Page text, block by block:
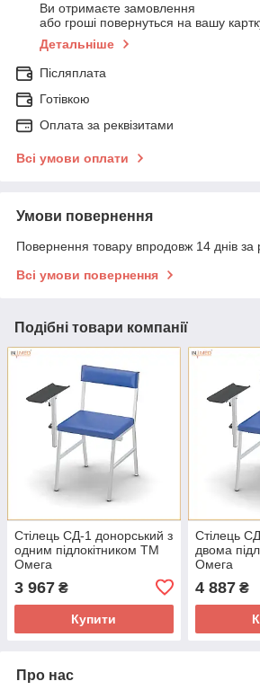
Ви отримаєте замовлення
або гроші повернуться на вашу
Детальніше
Післяплата
Готівкою
Оплата за реквізитами
Всі умови оплати
Умови повернення
Повернення товару впродовж 14 днів за
Всі умови повернення
Подібні товари компанії
Стілець СД-1 донорський з
одним підлокітником ТМ
Омега
3 967 ₴
Купити
Стілець
двома
Омега
4 887₴
Про нас